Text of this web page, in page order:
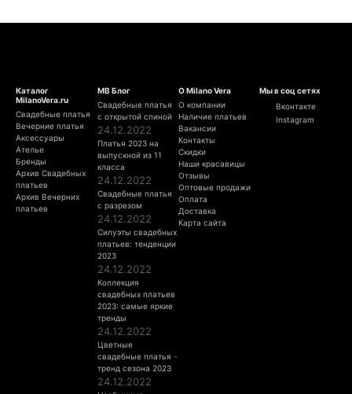
Каталог
MilanoVera.ru
Свадебные платья
Вечерние платья
Аксессуары
Ателье
Бренды
Архив Свадебных
платьев
Архив Вечерних
платьев
МВ Блог
Свадебные платья
с открытой спиной
24.12.2022
Платья 2023 на
выпускной из 11
класса
24.12.2022
Свадебные платья
с разрезом
24.12.2022
Силуэты свадебных
платьев: тенденции
2023
24.12.2022
Коллекция
свадебных платьев
2023: самые яркие
тренды
24.12.2022
Цветные
свадебные платья -
тренд сезона 2023
24.12.2022
О Milano Vera
О компании
Наличие платьев
Вакансии
Контакты
Скидки
Наши красавицы
Отзывы
Оптовые продажи
Оплата
Доставка
Карта сайта
Мы в соц сетях
Вконтакте
Instagram